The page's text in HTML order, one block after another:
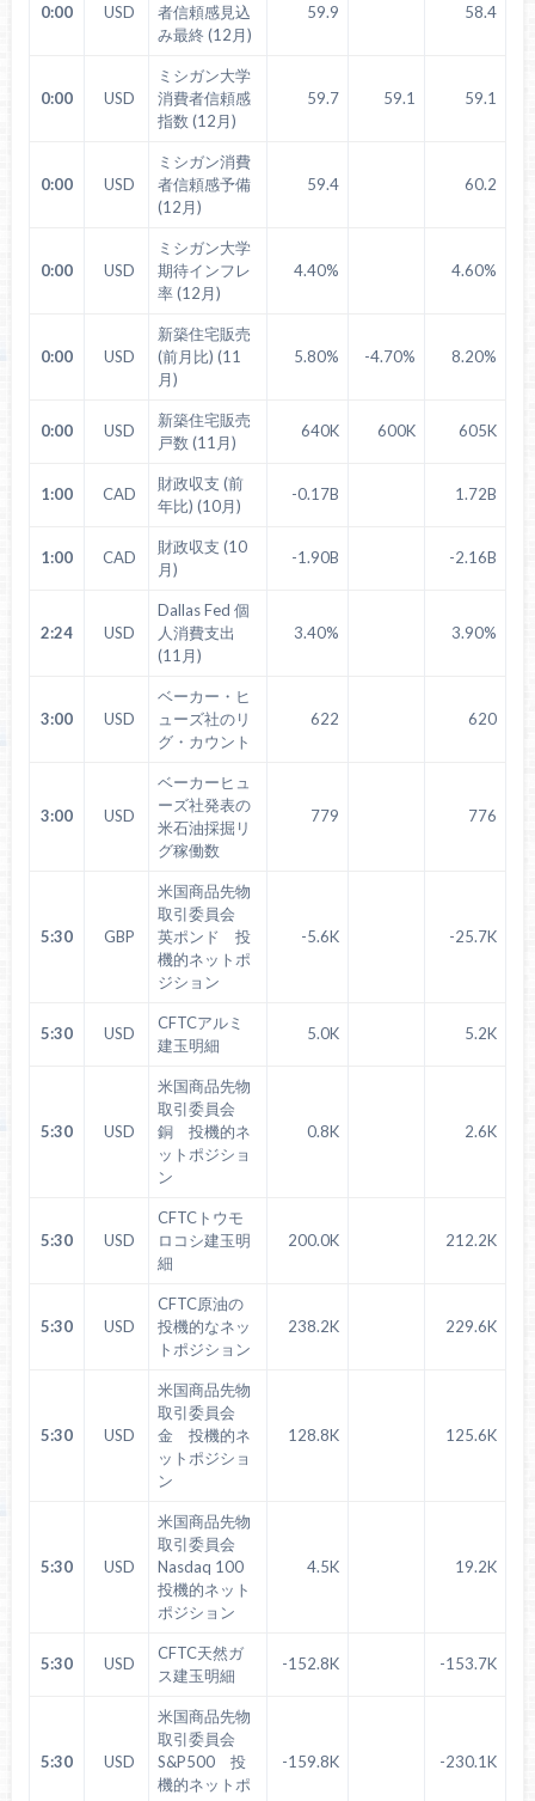
0:00 USD
者信頼感見込
み最終 (12月)
59.9 58.4
0:00 USD
ミシガン大学
消費者信頼感
指数 (12月)
59.7 59.1 59.1
0:00 USD
ミシガン消費
者信頼感予備
(12月)
59.4 60.2
0:00 USD
ミシガン大学
期待インフレ
率 (12月)
4.40% 4.60%
0:00 USD
新築住宅販売
(前月比) (11
月)
5.80% -4.70% 8.20%
0:00 USD
新築住宅販売
戸数 (11月)
640K 600K 605K
1:00 CAD
財政収支 (前
年比) (10月)
-0.17B 1.72B
1:00 CAD
財政収支 (10
月)
-1.90B -2.16B
2:24 USD
Dallas Fed 個
人消費支出
(11月)
3.40% 3.90%
3:00 USD
ベーカー・ヒ
ューズ社のリ
グ・カウント
622 620
3:00 USD
ベーカーヒュ
ーズ社発表の
米石油採掘リ
グ稼働数
779 776
5:30 GBP
米国商品先物
取引委員会
英ポンド 投
機的ネットポ
ジション
-5.6K -25.7K
5:30 USD
CFTCアルミ
建玉明細
5.0K 5.2K
5:30 USD
米国商品先物
取引委員会
銅 投機的ネ
ットポジショ
ン
0.8K 2.6K
5:30 USD
CFTCトウモ
ロコシ建玉明
細
200.0K 212.2K
5:30 USD
CFTC原油の
投機的なネッ
トポジション
238.2K 229.6K
5:30 USD
米国商品先物
取引委員会
金 投機的ネ
ットポジショ
ン
128.8K 125.6K
5:30 USD
米国商品先物
取引委員会
Nasdaq 100
投機的ネット
ポジション
4.5K 19.2K
5:30 USD
CFTC天然ガ
ス建玉明細
-152.8K -153.7K
5:30 USD
米国商品先物
取引委員会
S&P500 投
機的ネットポ
-159.8K -230.1K